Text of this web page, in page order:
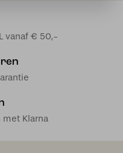
vanaf € 50,-
Klarna